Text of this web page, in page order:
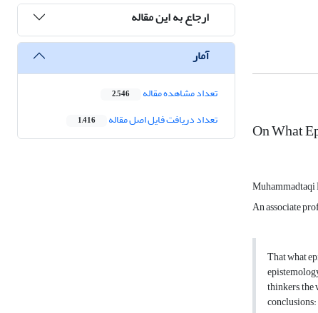
On What
An associate
That what
thinkers,
ارجاع به این مقاله
آمار
تعداد مشاهده مقاله 2,546
تعداد دریافت فایل اصل مقاله 1,416